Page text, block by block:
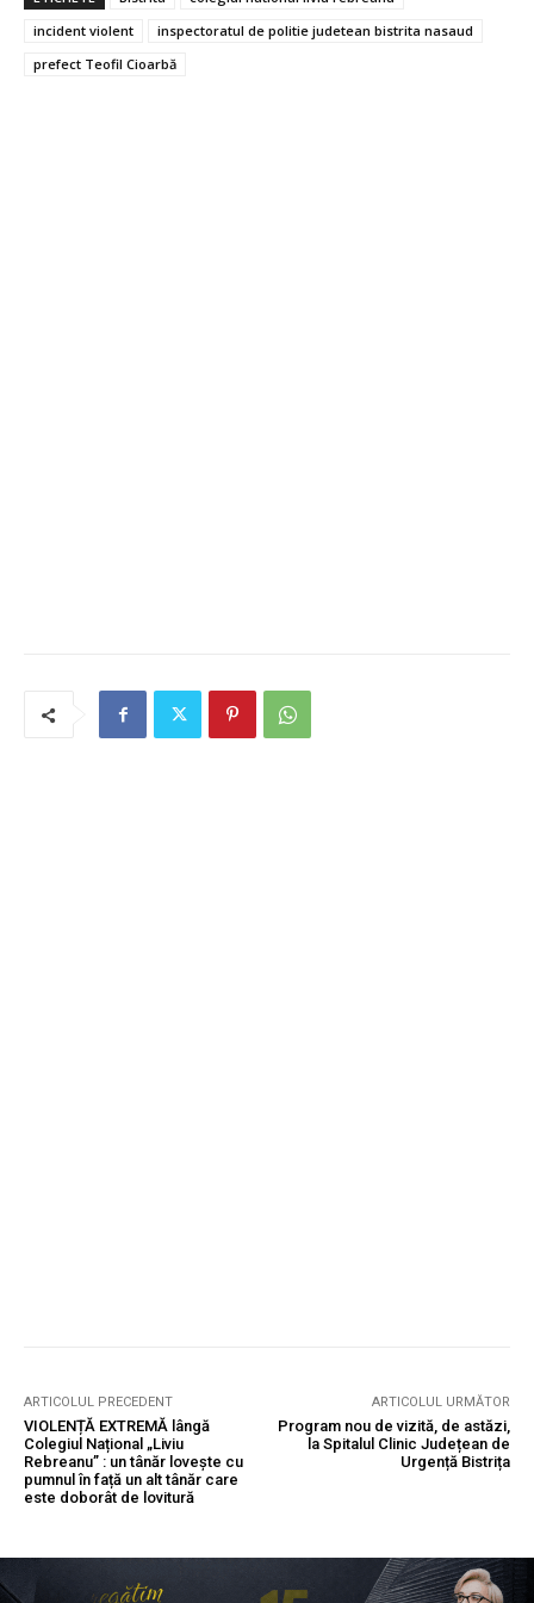
incident violent
inspectoratul de politie judetean bistrita nasaud
prefect Teofil Cioarbă
ARTICOLUL PRECEDENT
VIOLENȚĂ EXTREMĂ lângă
Colegiul Național „Liviu
Rebreanu” : un tânăr lovește cu
pumnul în față un alt tânăr care
este doborât de lovitură
ARTICOLUL URMĂTOR
Program nou de vizită, de astăzi,
la Spitalul Clinic Județean de
Urgență Bistrița